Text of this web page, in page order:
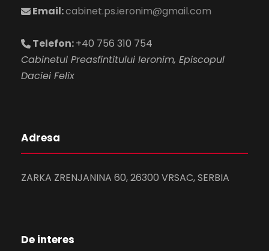
Email:cabinet.ps.ieronim@gmail.com
Telefon:+40 756 310 754
Cabinetul Preasfintitului Ieronim, Episcopul
Daciei Felix
Adresa
ZARKA ZRENJANINA 60, 26300 VRSAC, SERBIA
De interes